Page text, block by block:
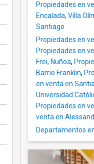
Propiedades en
Encalada, Villa
Santiago
Propiedades en
Propiedades en
Frei, Ñuñoa,
Barrio Franklin,
en venta en
Universidad
Propiedades en
venta en
Departamentos